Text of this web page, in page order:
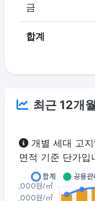
금
합계
최근 12개
개별 세대 고
면적 기준 단가입